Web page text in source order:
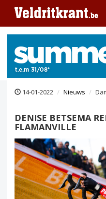
14-01-2022 Nieuws
DENISE BETSEMA
FLAMANVILLE